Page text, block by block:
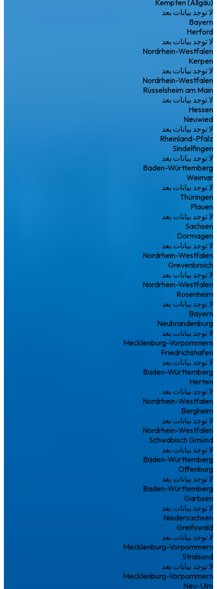
Kempten (Allgäu)
لا توجد بيانات بعد
Bayern
Herford
لا توجد بيانات بعد
Nordrhein-Westfalen
Kerpen
لا توجد بيانات بعد
Nordrhein-Westfalen
Rüsselsheim am Main
لا توجد بيانات بعد
Hessen
Neuwied
لا توجد بيانات بعد
Rheinland-Pfalz
Sindelfingen
لا توجد بيانات بعد
Baden-Württemberg
Weimar
لا توجد بيانات بعد
Thüringen
Plauen
لا توجد بيانات بعد
Sachsen
Dormagen
لا توجد بيانات بعد
Nordrhein-Westfalen
Grevenbroich
لا توجد بيانات بعد
Nordrhein-Westfalen
Rosenheim
لا توجد بيانات بعد
Bayern
Neubrandenburg
لا توجد بيانات بعد
Mecklenburg-Vorpommern
Friedrichshafen
لا توجد بيانات بعد
Baden-Württemberg
Herten
لا توجد بيانات بعد
Nordrhein-Westfalen
Bergheim
لا توجد بيانات بعد
Nordrhein-Westfalen
Schwäbisch Gmünd
لا توجد بيانات بعد
Baden-Württemberg
Offenburg
لا توجد بيانات بعد
Baden-Württemberg
Garbsen
لا توجد بيانات بعد
Niedersachsen
Greifswald
لا توجد بيانات بعد
Mecklenburg-Vorpommern
Stralsund
لا توجد بيانات بعد
Mecklenburg-Vorpommern
Neu-Ulm